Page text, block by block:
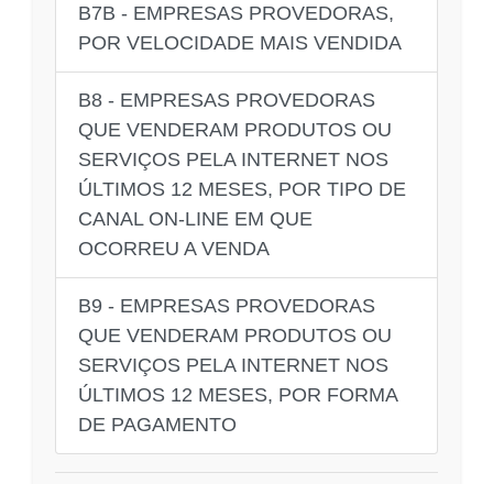
B7B - EMPRESAS PROVEDORAS,
POR VELOCIDADE MAIS VENDIDA
B8 - EMPRESAS PROVEDORAS
QUE VENDERAM PRODUTOS OU
SERVIÇOS PELA INTERNET NOS
ÚLTIMOS 12 MESES, POR TIPO DE
CANAL ON-LINE EM QUE
OCORREU A VENDA
B9 - EMPRESAS PROVEDORAS
QUE VENDERAM PRODUTOS OU
SERVIÇOS PELA INTERNET NOS
ÚLTIMOS 12 MESES, POR FORMA
DE PAGAMENTO